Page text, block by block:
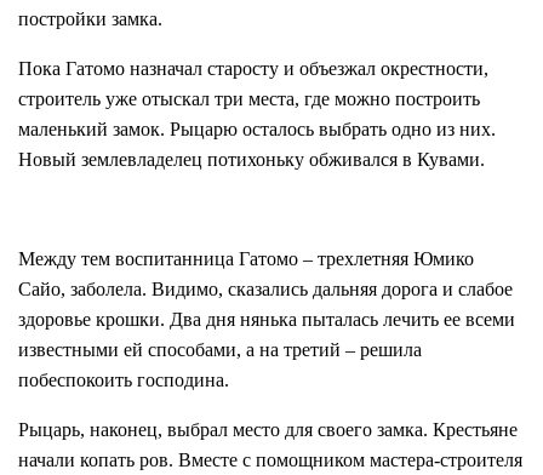
постройки замка.
Пока Гатомо назначал старосту и объезжал окрестности,
строитель уже отыскал три места, где можно построить
маленький замок. Рыцарю осталось выбрать одно из них.
Новый землевладелец потихоньку обживался в Кувами.
Между тем воспитанница Гатомо – трехлетняя Юмико
Сайо, заболела. Видимо, сказались дальняя дорога и слабое
здоровье крошки. Два дня нянька пыталась лечить ее всеми
известными ей способами, а на третий – решила
побеспокоить господина.
Рыцарь, наконец, выбрал место для своего замка. Крестьяне
начали копать ров. Вместе с помощником мастера-строителя